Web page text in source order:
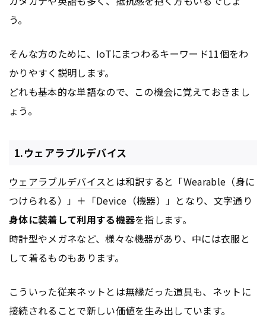
う。
そんな方のために、IoTにまつわるキーワード11個をわ
かりやすく説明します。
どれも基本的な単語なので、この機会に覚えておきまし
ょう。
1.ウェアラブルデバイス
ウェアラブルデバイスとは和訳すると「Wearable（身に
つけられる）」＋「Device（機器）」となり、文字通り
身体に装着して利用する機器を指します。
時計型やメガネなど、様々な機器があり、中には衣服と
して着るものもあります。
こういった従来ネットとは無縁だった道具も、ネットに
接続されることで新しい価値を生み出しています。